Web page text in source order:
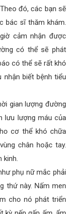
đó, các bạn sẽ
bác sĩ thăm khám.
cảm nhận được
có thể sẽ phát
có thể sẽ rất khó
nhận biết bệnh tiểu
gian lượng đường
lưu lượng máu của
cơ thể khó chữa
chân hoặc tay.
kinh.
phụ nữ mắc phải
thứ này. Nấm men
cho nó phát triển